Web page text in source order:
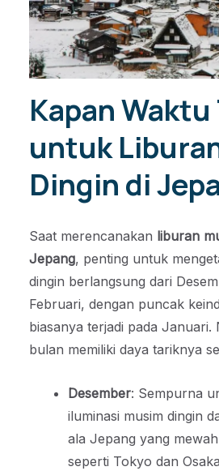
Kapan
untuk
Dingin di
Saat merencanakan liburan
Jepang, penting untuk
dingin berlangsung dari
Februari, dengan puncak
biasanya terjadi pada Januari.
bulan memiliki daya tariknya
Desember: Sempurna
iluminasi musim dingin
ala Jepang yang
seperti Tokyo dan